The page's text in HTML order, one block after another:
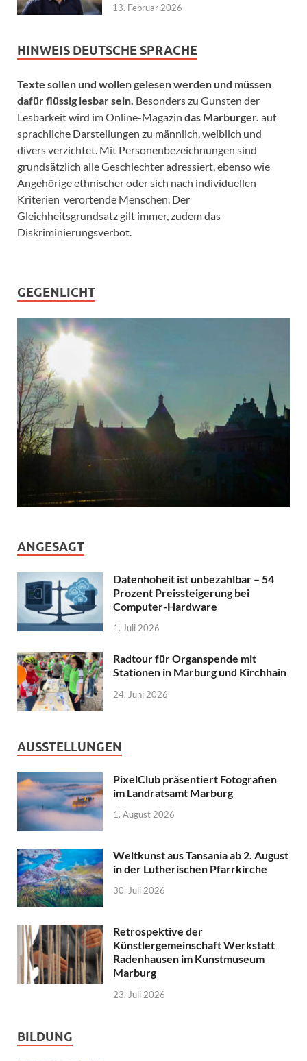
13. Februar 2026
HINWEIS DEUTSCHE SPRACHE
Texte sollen und wollen gelesen werden und müssen
dafür flüssig lesbar sein. Besonders zu Gunsten der
Lesbarkeit wird im Online-Magazin das Marburger. auf
sprachliche Darstellungen zu männlich, weiblich und
divers verzichtet. Mit Personenbezeichnungen sind
grundsätzlich alle Geschlechter adressiert, ebenso wie
Angehörige ethnischer oder sich nach individuellen
Kriterien verortende Menschen. Der
Gleichheitsgrundsatz gilt immer, zudem das
Diskriminierungsverbot.
GEGENLICHT
ANGESAGT
Datenhoheit ist unbezahlbar – 54
Prozent Preissteigerung bei
Computer-Hardware
1. Juli 2026
Radtour für Organspende mit
Stationen in Marburg und Kirchhain
24. Juni 2026
AUSSTELLUNGEN
PixelClub präsentiert Fotografien
im Landratsamt Marburg
1. August 2026
Weltkunst aus Tansania ab 2. August
in der Lutherischen Pfarrkirche
30. Juli 2026
Retrospektive der
Künstlergemeinschaft Werkstatt
Radenhausen im Kunstmuseum
Marburg
23. Juli 2026
BILDUNG